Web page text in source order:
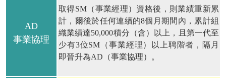
AD
事業協理
取得SM（事業經理）資格後，則業績重新累
計，爾後於任何連續的8個月期間內，累計組
織業績達50,000積分（含）以上，且第一代至
少有3位SM（事業經理）以上聘階者，隔月
即晉升為AD（事業協理）。